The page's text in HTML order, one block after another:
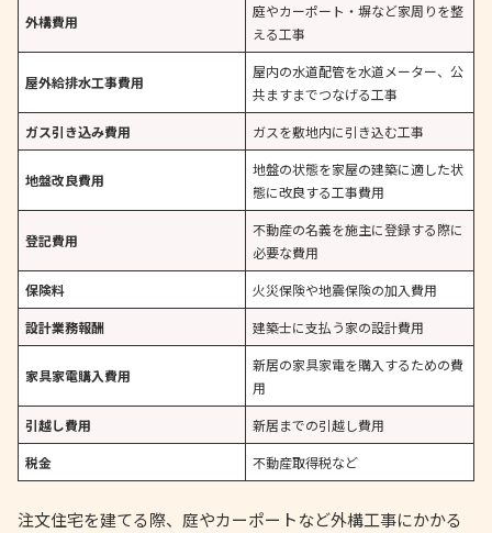
外構費用
庭やカーポート・塀など家周りを整
える工事
屋外給排水工事費用
屋内の水道配管を水道メーター、公
共ますまでつなげる工事
ガス引き込み費用
ガスを敷地内に引き込む工事
地盤改良費用
地盤の状態を家屋の建築に適した状
態に改良する工事費用
登記費用
不動産の名義を施主に登録する際に
必要な費用
保険料
火災保険や地震保険の加入費用
設計業務報酬
建築士に支払う家の設計費用
家具家電購入費用
新居の家具家電を購入するための費
用
引越し費用
新居までの引越し費用
税金
不動産取得税など
注文住宅を建てる際、庭やカーポートなど外構工事にかかる